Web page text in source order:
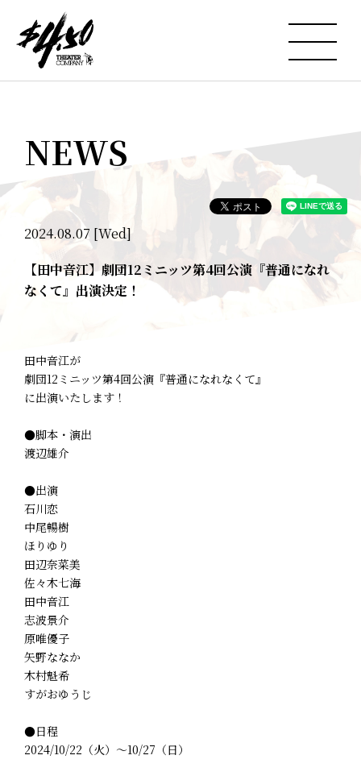
NEWS
2024.08.07 [Wed]
【田中音江】劇団12ミニッツ第4回公演『普通になれ
なくて』出演決定！
田中音江が
劇団12ミニッツ第4回公演『普通になれなくて』
に出演いたします！
●脚本・演出
渡辺雄介
●出演
石川恋
中尾暢樹
ほりゆり
田辺奈菜美
佐々木七海
田中音江
志波景介
原唯優子
矢野ななか
木村魁希
すがおゆうじ
●日程
2024/10/22（火）～10/27（日）